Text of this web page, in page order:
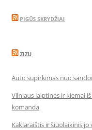
PIGŪS SKRYDŽIAI
ZIZU
Auto supirkimas nuo
Vilniaus laiptinės ir kiemai
komanda
Kaklaraištis ir šiuolaikinis jo